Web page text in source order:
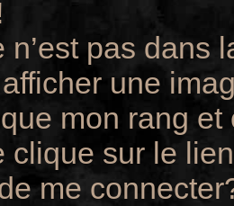
n’est pas dans
une
que mon rang
clique sur le
me